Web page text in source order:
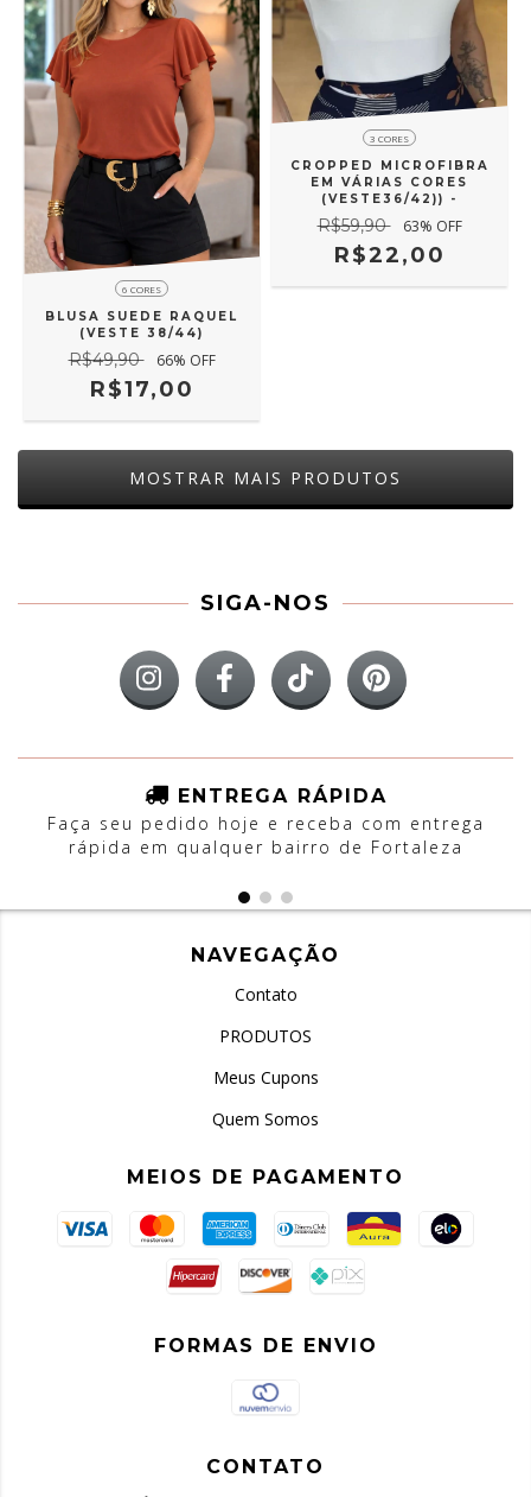
6 CORES
BLUSA SUEDE RAQUEL
(VESTE 38/44)
R$49,90 66% OFF
R$17,00
3 CORES
CROPPED MICROFIBRA
EM VÁRIAS CORES
(VESTE36/42)) -
R$59,90 63% OFF
R$22,00
MOSTRAR MAIS PRODUTOS
SIGA-NOS
ENTREGA RÁPIDA
Faça seu pedido hoje e receba com entrega
rápida em qualquer bairro de Fortaleza
NAVEGAÇÃO
Contato
PRODUTOS
Meus Cupons
Quem Somos
MEIOS DE PAGAMENTO
FORMAS DE ENVIO
CONTATO